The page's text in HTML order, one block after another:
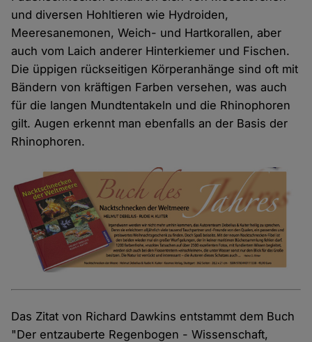
und diversen Hohltieren wie Hydroiden,
Meeresanemonen, Weich- und Hartkorallen, aber
auch vom Laich anderer Hinterkiemer und Fischen.
Die üppigen rückseitigen Körperanhänge sind oft mit
Bändern von kräftigen Farben versehen, was auch
für die langen Mundtentakeln und die Rhinophoren
gilt. Augen erkennt man ebenfalls an der Basis der
Rhinophoren.
Das Zitat von Richard Dawkins entstammt dem Buch
"Der entzauberte Regenbogen - Wissenschaft,